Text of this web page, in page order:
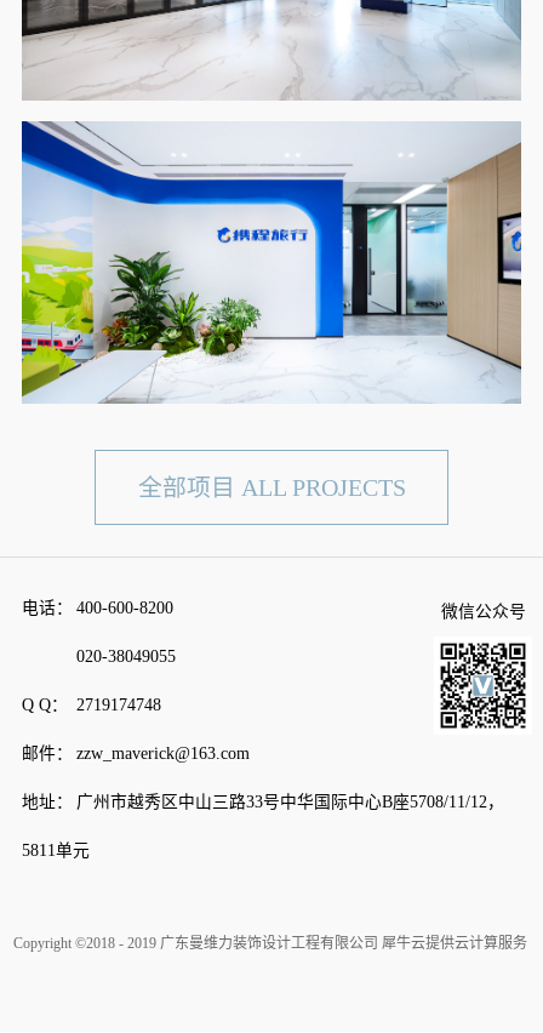
全部项目 ALL PROJECTS
电话： 400-600-8200
020-38049055
Q Q： 2719174748
邮件： zzw_maverick@163.com
地址： 广州市越秀区中山三路33号中华国际中心B座5708/11/12，
5811单元
微信公众号
Copyright ©2018 - 2019 广东曼维力装饰设计工程有限公司 犀牛云提供云计算服务